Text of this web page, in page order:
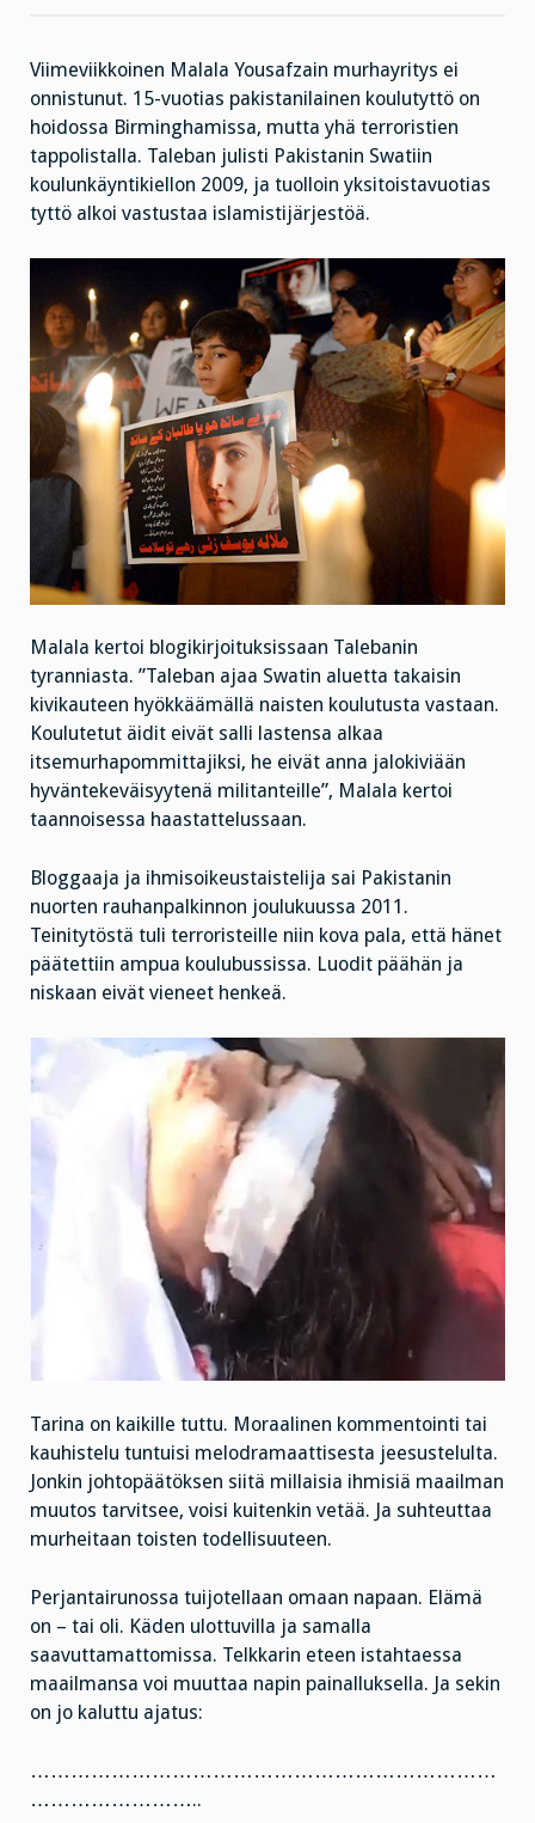
Viimeviikkoinen Malala Yousafzain murhayritys ei
onnistunut. 15-vuotias pakistanilainen koulutyttö on
hoidossa Birminghamissa, mutta yhä terroristien
tappolistalla. Taleban julisti Pakistanin Swatiin
koulunkäyntikiellon 2009, ja tuolloin yksitoistavuotias
tyttö alkoi vastustaa islamistijärjestöä.
Malala kertoi blogikirjoituksissaan Talebanin
tyranniasta. ”Taleban ajaa Swatin aluetta takaisin
kivikauteen hyökkäämällä naisten koulutusta vastaan.
Koulutetut äidit eivät salli lastensa alkaa
itsemurhapommittajiksi, he eivät anna jalokiviään
hyväntekeväisyytenä militanteille”, Malala kertoi
taannoisessa haastattelussaan.
Bloggaaja ja ihmisoikeustaistelija sai Pakistanin
nuorten rauhanpalkinnon joulukuussa 2011.
Teinitytöstä tuli terroristeille niin kova pala, että hänet
päätettiin ampua koulubussissa. Luodit päähän ja
niskaan eivät vieneet henkeä.
Tarina on kaikille tuttu. Moraalinen kommentointi tai
kauhistelu tuntuisi melodramaattisesta jeesustelulta.
Jonkin johtopäätöksen siitä millaisia ihmisiä maailman
muutos tarvitsee, voisi kuitenkin vetää. Ja suhteuttaa
murheitaan toisten todellisuuteen.
Perjantairunossa tuijotellaan omaan napaan. Elämä
on – tai oli. Käden ulottuvilla ja samalla
saavuttamattomissa. Telkkarin eteen istahtaessa
maailmansa voi muuttaa napin painalluksella. Ja sekin
on jo kaluttu ajatus:
……………………………………………………………
……………………..